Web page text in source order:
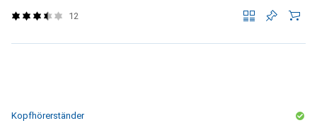
12
Kopfhörerständer